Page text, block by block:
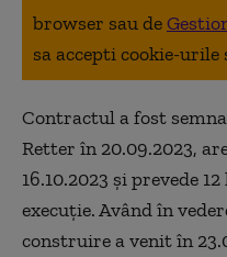
browser sau de
sa accepti cookie-urile
Contractul a fost
Retter în 20.09.2023,
16.10.2023 și prevede
execuție. Având în
construire a venit în